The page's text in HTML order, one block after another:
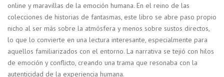
online y maravillas de la emoción humana. En el reino de las
colecciones de historias de fantasmas, este libro se abre paso propio
nicho al ser más sobre la atmósfera y menos sobre sustos directos,
lo que lo convierte en una lectura interesante, especialmente para
aquellos familiarizados con el entorno. La narrativa se tejió con hilos
de emoción y conflicto, creando una trama que resonaba con la
autenticidad de la experiencia humana.